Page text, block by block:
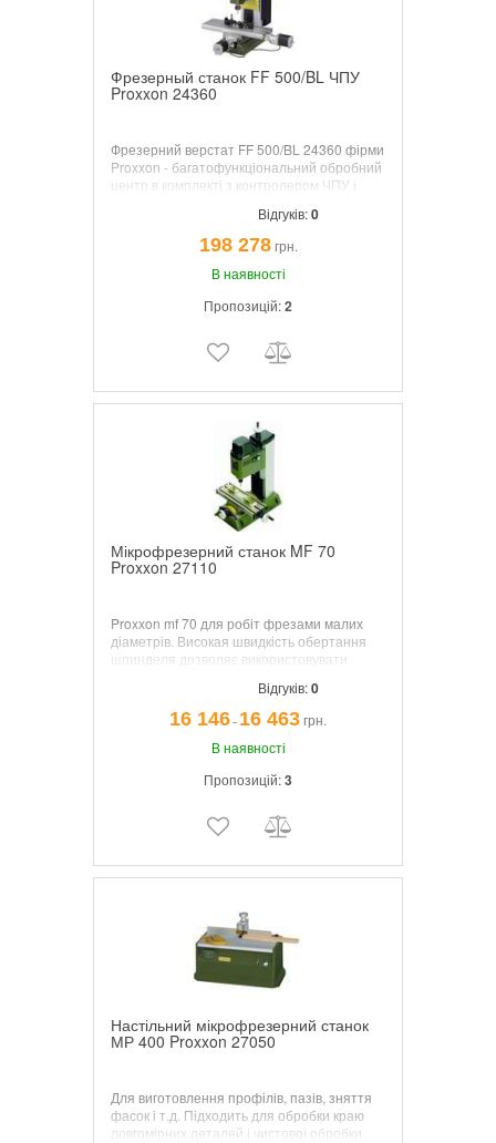
Фрезерный станок FF 500/BL ЧПУ
Proxxon 24360
Фрезерний верстат FF 500/BL 24360 фірми
Proxxon - багатофункціональний обробний
центр в комплекті з контролером ЧПУ і
(працює під управлінням Windows®).
Основні технічні характеристики ідентичні
Фрезерні верстати FF 500 / BL (24340).
Відгуків:0
198 278грн.
В наявності
Пропозицій:2
Мікрофрезерний станок MF 70
Proxxon 27110
Proxxon mf 70 для робіт фрезами малих
діаметрів. Високая швидкість обертання
шпинделя дозволяє використовувати
Відгуків:0
16 146¯16 463грн.
В наявності
Пропозицій:3
Настільний мікрофрезерний станок
МР 400 Proxxon 27050
Для виготовлення профілів, пазів, зняття
фасок і т.д. Підходить для обробки краю
довгомірних деталей і чистової обробки